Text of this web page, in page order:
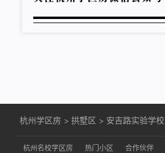
杭州学区房 >拱墅区 > 安吉路实验学校
杭州名校学区房 热门小区 合作伙伴